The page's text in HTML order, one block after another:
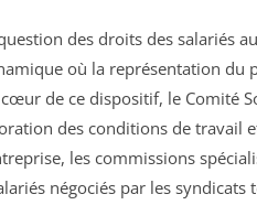
des droits des salariés
où la représentation du
de ce dispositif, le Comité
des conditions de travail
les commissions
négociés par les syndicats